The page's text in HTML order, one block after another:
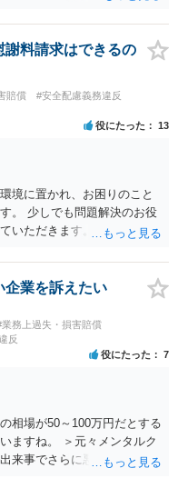
と証拠の的確さに尽きま
す。 法律的に全く意味がな
少なくとも記載する必要は
載された場合には、完全ス
謝料請求はできるの
賠償
#安全配慮義務違反
役にたった 13
境に置かれ、お困りのこと
。 少しでも問題解決のお役
いただきます。 ご相談者の
らの損害賠償が、過重労働
可能性がある事案とお見受
が必要になるため、今後の
をされることをおすすめし
企業を訴えたい
業務上過失・損害賠償
反
役にたった 7
相場が50～100万円だとする
ますね。 ＞元々メンタルク
来事でさらに悪化した事実